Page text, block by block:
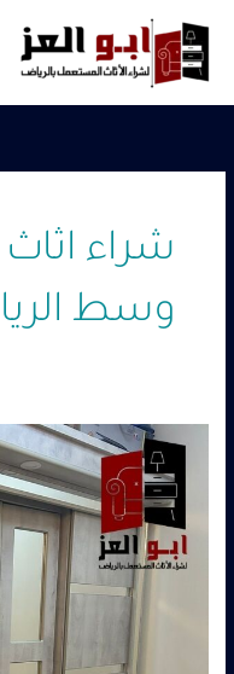
المحتوى
شراء
وسط
الاثاث
المستعمل
بالرياض
0560485279